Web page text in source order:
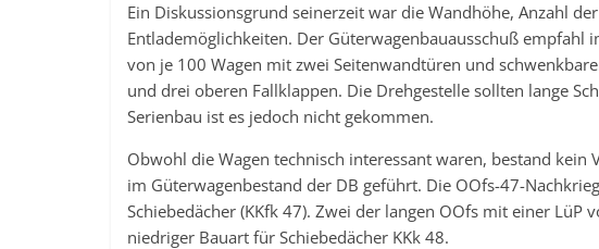
Ein Diskussionsgrund seinerzeit war die Wandhöhe, Anzahl
Entlademöglichkeiten. Der Güterwagenbauausschuß empfahl
von je 100 Wagen mit zwei Seitenwandtüren und
und drei oberen Fallklappen. Die Drehgestelle sollten lange
Serienbau ist es jedoch nicht gekommen.
Obwohl die Wagen technisch interessant waren, bestand
im Güterwagenbestand der DB geführt. Die OOfs-47-
Schiebedächer (KKfk 47). Zwei der langen OOfs mit einer LüP
niedriger Bauart für Schiebedächer KKk 48.